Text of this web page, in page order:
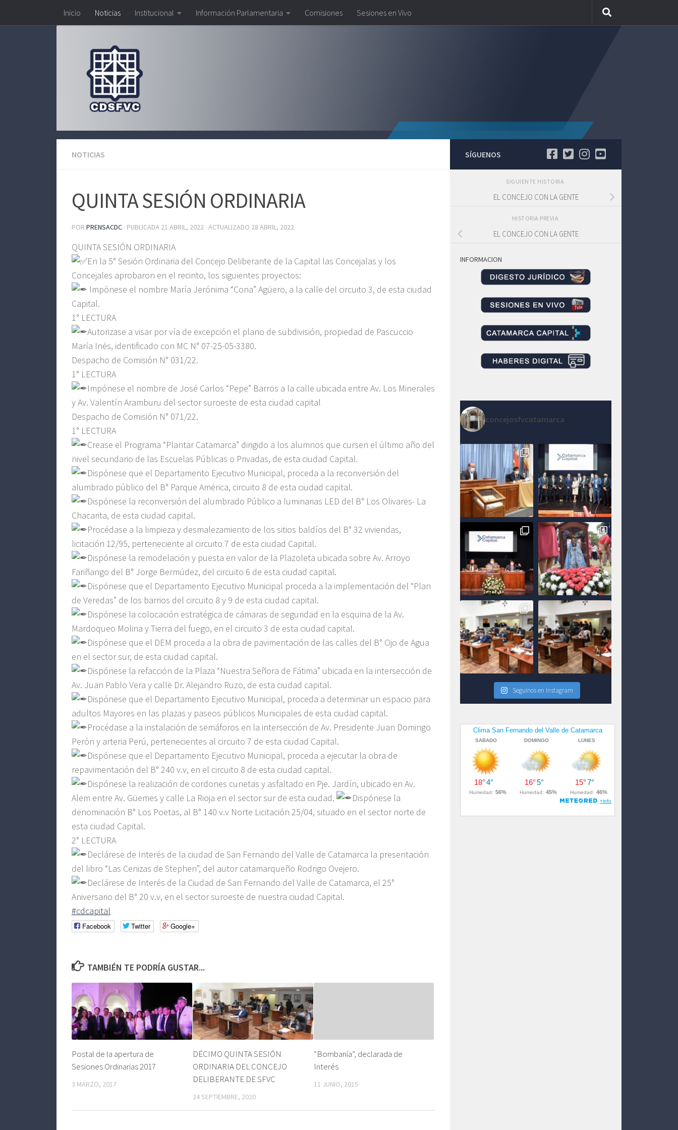
Saltar al contenido
Inicio Noticias Institucional Información Parlamentaria Comisiones Sesiones en Vivo
NOTICIAS
QUINTA SESIÓN ORDINARIA
POR PRENSACDC · PUBLICADA 21 ABRIL, 2022 · ACTUALIZADO 28 ABRIL, 2022
QUINTA SESIÓN ORDINARIA
En la 5° Sesión Ordinaria del Concejo Deliberante de la Capital las Concejalas y los
Concejales aprobaron en el recinto, los siguientes proyectos:
Impónese el nombre María Jerónima “Cona” Agüero, a la calle del circuito 3, de esta ciudad
Capital.
1° LECTURA
Autorizase a visar por vía de excepción el plano de subdivisión, propiedad de Pascuccio
María Inés, identificado con MC N° 07-25-05-3380.
Despacho de Comisión N° 031/22.
1° LECTURA
Impónese el nombre de José Carlos “Pepe” Barros a la calle ubicada entre Av. Los Minerales
y Av. Valentín Aramburu del sector suroeste de esta ciudad capital
Despacho de Comisión N° 071/22.
1° LECTURA
Crease el Programa “Plantar Catamarca” dirigido a los alumnos que cursen el último año del
nivel secundario de las Escuelas Públicas o Privadas, de esta ciudad Capital.
Dispónese que el Departamento Ejecutivo Municipal, proceda a la reconversión del
alumbrado público del B° Parque América, circuito 8 de esta ciudad capital.
Dispónese la reconversión del alumbrado Público a luminarias LED del B° Los Olivares- La
Chacarita, de esta ciudad capital.
Procédase a la limpieza y desmalezamiento de los sitios baldíos del B° 32 viviendas,
licitación 12/95, perteneciente al circuito 7 de esta ciudad Capital.
Dispónese la remodelación y puesta en valor de la Plazoleta ubicada sobre Av. Arroyo
Fariñango del B° Jorge Bermúdez, del circuito 6 de esta ciudad capital.
Dispónese que el Departamento Ejecutivo Municipal proceda a la implementación del “Plan
de Veredas” de los barrios del circuito 8 y 9 de esta ciudad capital.
Dispónese la colocación estratégica de cámaras de seguridad en la esquina de la Av.
Mardoqueo Molina y Tierra del fuego, en el circuito 3 de esta ciudad capital.
Dispónese que el DEM proceda a la obra de pavimentación de las calles del B° Ojo de Agua
en el sector sur, de esta ciudad capital.
Dispónese la refacción de la Plaza “Nuestra Señora de Fátima” ubicada en la intersección de
Av. Juan Pablo Vera y calle Dr. Alejandro Ruzo, de esta ciudad capital.
Dispónese que el Departamento Ejecutivo Municipal, proceda a determinar un espacio para
adultos Mayores en las plazas y paseos públicos Municipales de esta ciudad capital.
Procédase a la instalación de semáforos en la intersección de Av. Presidente Juan Domingo
Perón y arteria Perú, pertenecientes al circuito 7 de esta ciudad Capital.
Dispónese que el Departamento Ejecutivo Municipal, proceda a ejecutar la obra de
repavimentación del B° 240 v.v, en el circuito 8 de esta ciudad capital.
Dispónese la realización de cordones cunetas y asfaltado en Pje. Jardín, ubicado en Av.
Alem entre Av. Güemes y calle La Rioja en el sector sur de esta ciudad.
Dispónese la
denominación B° Los Poetas, al B° 140 v.v Norte Licitación 25/04, situado en el sector norte de
esta ciudad Capital.
2° LECTURA
Declárese de Interés de la ciudad de San Fernando del Valle de Catamarca la presentación
del libro “Las Cenizas de Stephen”, del autor catamarqueño Rodrigo Ovejero.
Declárese de Interés de la Ciudad de San Fernando del Valle de Catamarca, el 25°
Aniversario del B° 20 v.v, en el sector suroeste de nuestra ciudad Capital.
#cdcapital
Facebook Twitter Google+
TAMBIÉN TE PODRÍA GUSTAR...
Postal de la apertura de
Sesiones Ordinarias 2017
3 MARZO, 2017
DÉCIMO QUINTA SESIÓN
ORDINARIA DEL CONCEJO
DELIBERANTE DE SFVC
24 SEPTIEMBRE, 2020
“Bombanía”, declarada de
Interés
11 JUNIO, 2015
SÍGUENOS
SIGUIENTE HISTORIA
EL CONCEJO CON LA GENTE
HISTORIA PREVIA
EL CONCEJO CON LA GENTE
INFORMACION
concejosfvcatamarca
Seguinos en Instagram